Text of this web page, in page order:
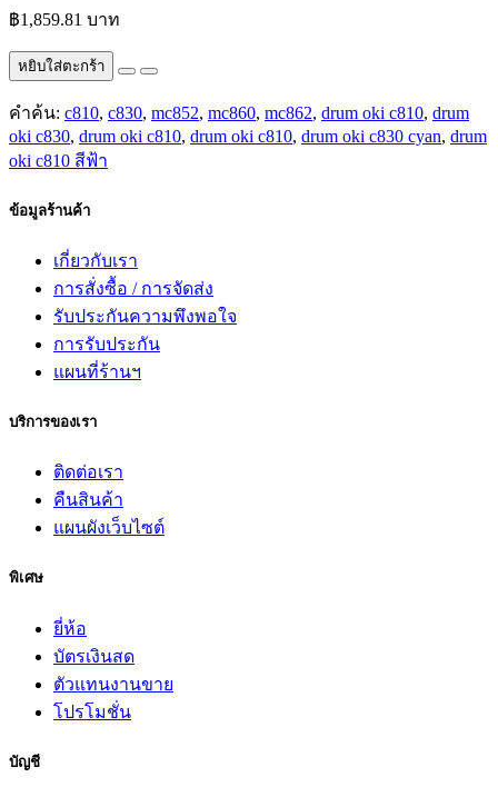
฿1,859.81 บาท
หยิบใส่ตะกร้า
คำค้น: c810, c830, mc852, mc860, mc862, drum oki c810, drum
oki c830, drum oki c810, drum oki c810, drum oki c830 cyan, drum
oki c810 สีฟ้า
ข้อมูลร้านค้า
เกี่ยวกับเรา
การสั่งซื้อ / การจัดส่ง
รับประกันความพึงพอใจ
การรับประกัน
แผนที่ร้านฯ
บริการของเรา
ติดต่อเรา
คืนสินค้า
แผนผังเว็บไซต์
พิเศษ
ยี่ห้อ
บัตรเงินสด
ตัวแทนงานขาย
โปรโมชั่น
บัญชี